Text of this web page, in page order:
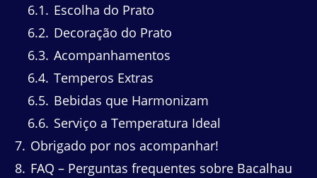
6.1
Escolha do Prato
6.2 Decoração do Prato
6.3 Acompanhamentos
6.4 Temperos Extras
6.5 Bebidas que Harmonizam
6.6 Serviço a Temperatura Ideal
7 Obrigado por nos acompanhar!
8 FAQ – Perguntas frequentes sobre Bacalhau